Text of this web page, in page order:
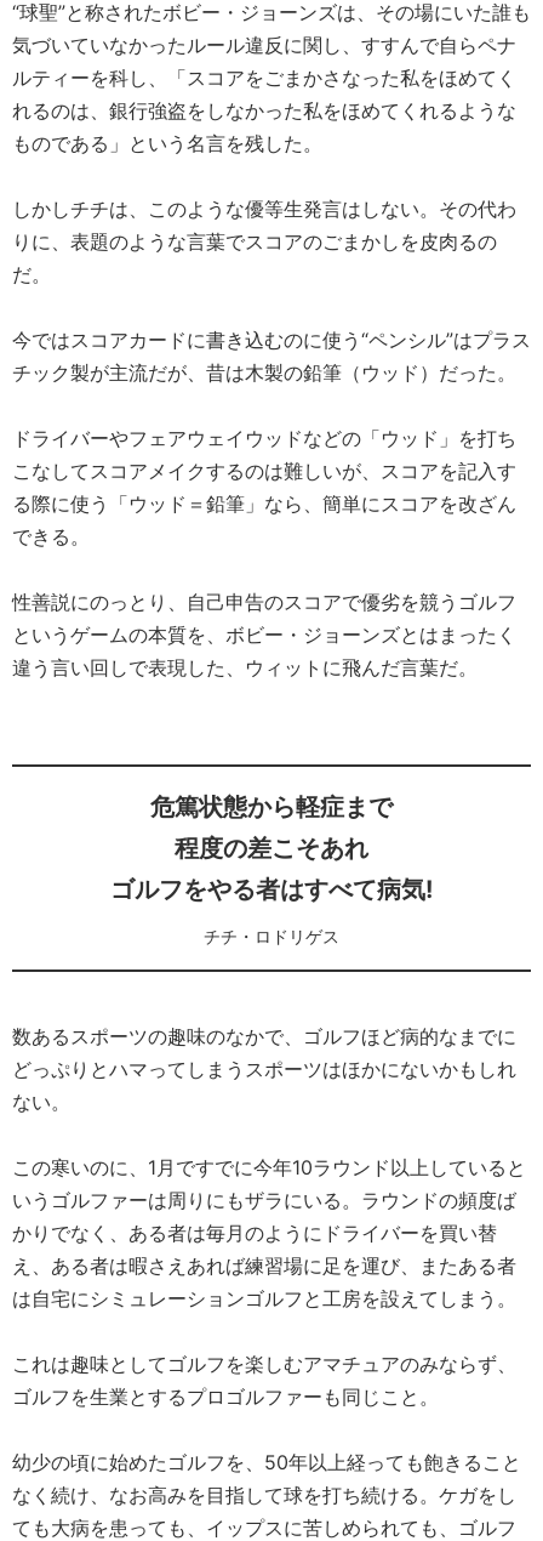
“球聖”と称されたボビー・ジョーンズは、その場にいた誰も
気づいていなかったルール違反に関し、すすんで自らペナ
ルティーを科し、「スコアをごまかさなった私をほめてく
れるのは、銀行強盗をしなかった私をほめてくれるような
ものである」という名言を残した。
しかしチチは、このような優等生発言はしない。その代わ
りに、表題のような言葉でスコアのごまかしを皮肉るの
だ。
今ではスコアカードに書き込むのに使う“ペンシル”はプラス
チック製が主流だが、昔は木製の鉛筆（ウッド）だった。
ドライバーやフェアウェイウッドなどの「ウッド」を打ち
こなしてスコアメイクするのは難しいが、スコアを記入す
る際に使う「ウッド＝鉛筆」なら、簡単にスコアを改ざん
できる。
性善説にのっとり、自己申告のスコアで優劣を競うゴルフ
というゲームの本質を、ボビー・ジョーンズとはまったく
違う言い回しで表現した、ウィットに飛んだ言葉だ。
危篤状態から軽症まで
程度の差こそあれ
ゴルフをやる者はすべて病気!
チチ・ロドリゲス
数あるスポーツの趣味のなかで、ゴルフほど病的なまでに
どっぷりとハマってしまうスポーツはほかにないかもしれ
ない。
この寒いのに、1月ですでに今年10ラウンド以上していると
いうゴルファーは周りにもザラにいる。ラウンドの頻度ば
かりでなく、ある者は毎月のようにドライバーを買い替
え、ある者は暇さえあれば練習場に足を運び、またある者
は自宅にシミュレーションゴルフと工房を設えてしまう。
これは趣味としてゴルフを楽しむアマチュアのみならず、
ゴルフを生業とするプロゴルファーも同じこと。
幼少の頃に始めたゴルフを、50年以上経っても飽きること
なく続け、なお高みを目指して球を打ち続ける。ケガをし
ても大病を患っても、イップスに苦しめられても、ゴルフ